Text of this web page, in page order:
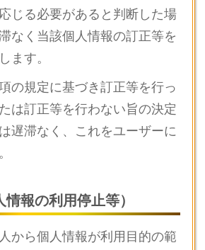
じる必要があると判断した場
なく当該個人情報の訂正等を
ます。
の規定に基づき訂正等を行っ
は訂正等を行わない旨の決定
遅滞なく、これをユーザーに
報の利用停止等）
から個人情報が利用目的の範